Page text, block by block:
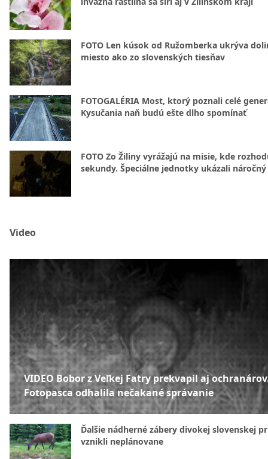
FOTO Len kúsok od Ružomberka ukrýva
miesto ako zo slovenských tiesňav
FOTOGALÉRIA Most, ktorý poznali celé
Kysučania naň budú ešte dlho spomínať
FOTO Zo Žiliny vyrážajú na misie, kde
sekundy. Špeciálne jednotky ukázali
Video
VIDEO Bobor z Veľkej Fatry prekvapil aj
Fotopasca odhalila nečakané správanie
Ďalšie nádherné zábery divokej slovenskej
vznikli neplánovane